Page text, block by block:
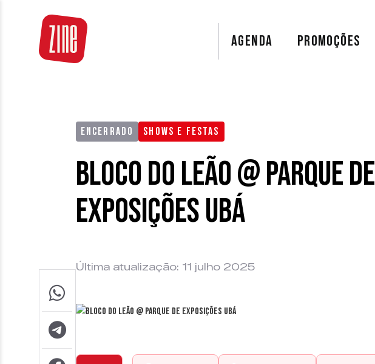
AGENDA PROMOÇÕES
ENCERRADO SHOWS E FESTAS
Bloco do Leão @ Parque de
Exposições Ubá
Última atualização: 11 julho 2025